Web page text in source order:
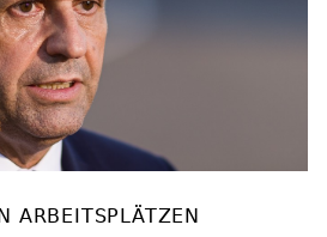
ARBEITSPLÄTZEN